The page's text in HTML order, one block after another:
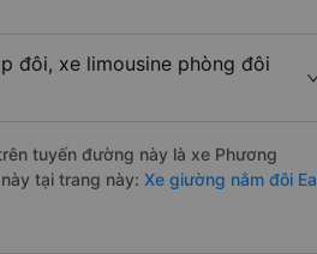
đôi, xe limousine phòng đôi
tuyến đường này là xe Phương
tại trang này: Xe giường nằm đôi Ea